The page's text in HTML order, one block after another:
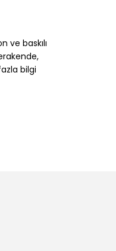
baskılı
bilgi